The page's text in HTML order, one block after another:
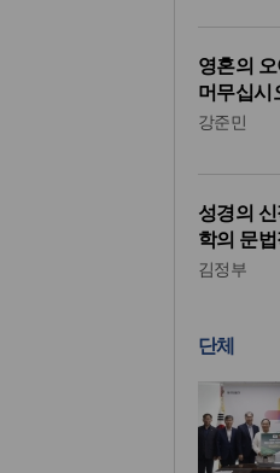
영혼의
머무십시
강준민
성경의
학의 문
김정부
단체